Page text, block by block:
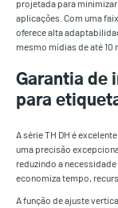
projetada para
aplicações. Com uma
oferece alta
mesmo mídias de até 10
Garantia de
para
A série TH DH é
uma precisão
reduzindo a
economiza tempo,
A função de ajuste